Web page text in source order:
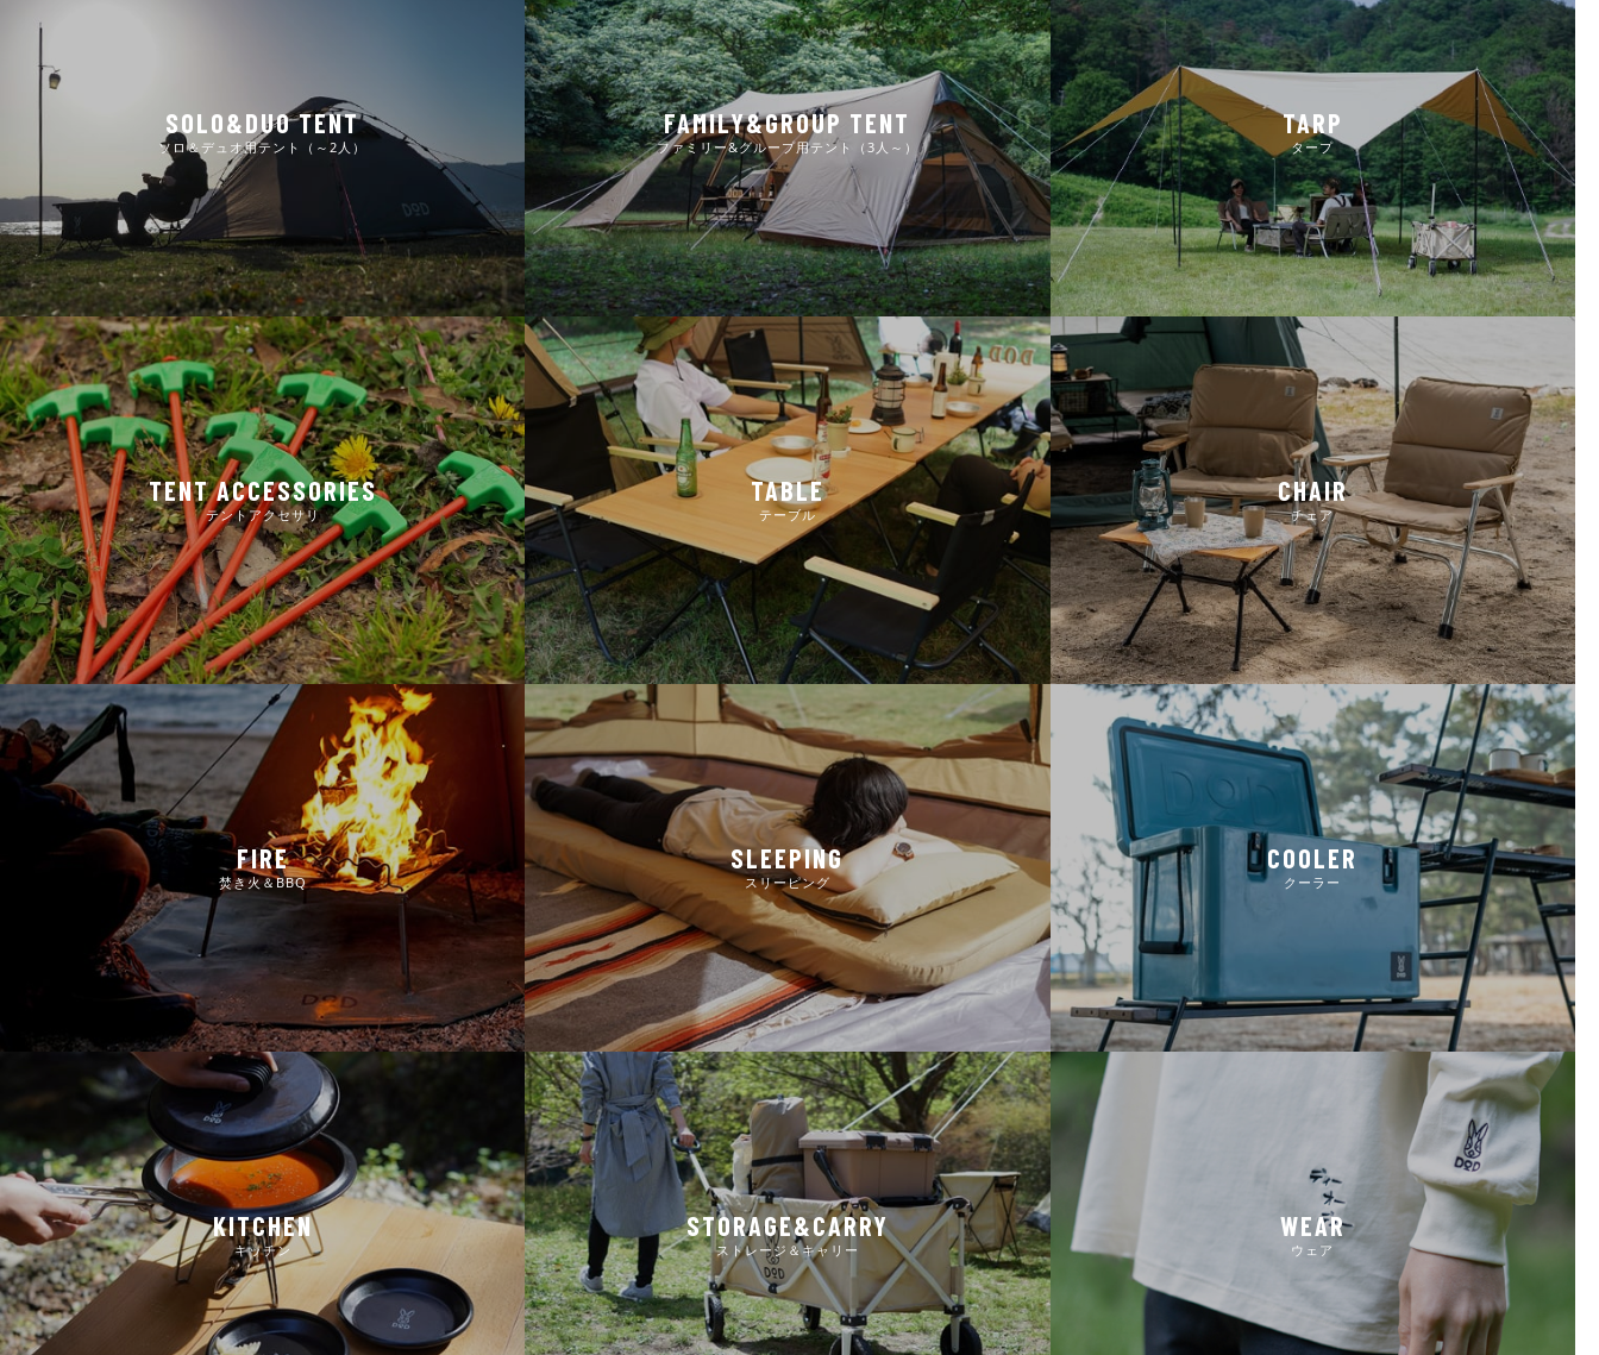
SOLO&DUO TENT
ソロ＆デュオ用テント（～2人）
FAMILY&GROUP TENT
ファミリー&グループ用テント（3人～）
TARP
タープ
TENT ACCESSORIES
テントアクセサリ
TABLE
テーブル
CHAIR
チェア
FIRE
焚き火＆BBQ
SLEEPING
スリーピング
COOLER
クーラー
KITCHEN
キッチン
STORAGE&CARRY
ストレージ＆キャリー
WEAR
ウェア